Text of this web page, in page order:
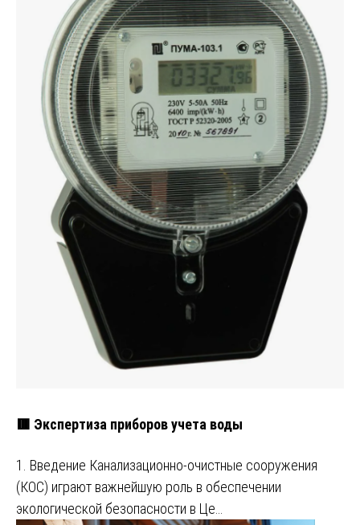
🟥 Экспертиза приборов учета воды
1. Введение Канализационно-очистные сооружения
(КОС) играют важнейшую роль в обеспечении
экологической безопасности в Це…